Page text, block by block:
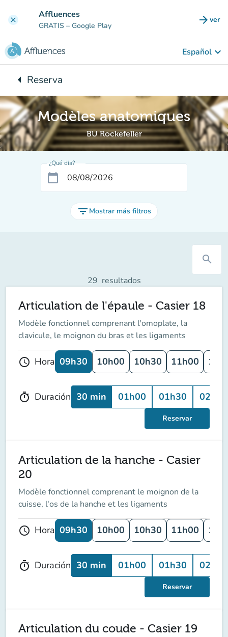
clear Affluences
GRATIS – Google Play arrow_forward ver
Español keyboard_arrow_down
arrow_leftVuelta:
Reserva
Modèles anatomiques
BU Rockefeller
¿Qué día?
calendar_today
filter_list Mostrar más filtros
search
29 resultados
Articulation de l'épaule - Casier 18
Modèle fonctionnel comprenant l'omoplate, la
clavicule, le moignon du bras et les ligaments
schedule Hora 09h30 10h00 10h30 11h00
timer Duración 30 min 01h00 01h30 02h00
Reservar
Articulation de la hanche - Casier
20
Modèle fonctionnel comprenant le moignon de la
cuisse, l'os de la hanche et les ligaments
schedule Hora 09h30 10h00 10h30 11h00
timer Duración 30 min 01h00 01h30 02h00
Reservar
Articulation du coude - Casier 19